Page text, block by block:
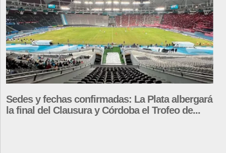
Sedes y fechas confirmadas: La Plata albergará
la final del Clausura y Córdoba el Trofeo de...